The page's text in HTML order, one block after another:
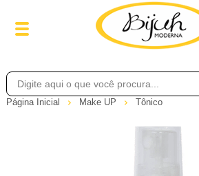
Página Inicial Make UP Tônico